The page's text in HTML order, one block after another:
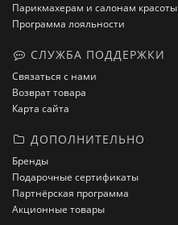
Парикмахерам и салонам красоты
Программа лояльности
СЛУЖБА ПОДДЕРЖКИ
Связаться с нами
Возврат товара
Карта сайта
ДОПОЛНИТЕЛЬНО
Бренды
Подарочные сертификаты
Партнёрская программа
Акционные товары